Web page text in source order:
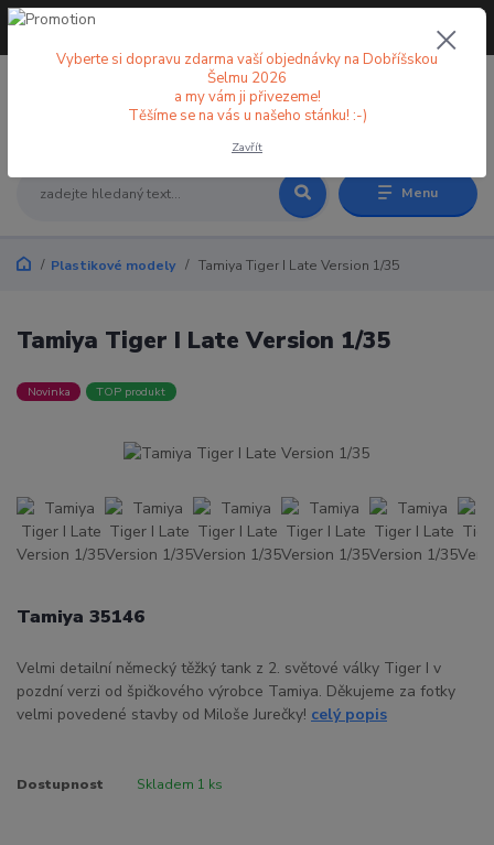
Menu
+420 773 998 582
Plastikové modely Tamiya Tiger I Late Version 1/35
Tamiya Tiger I Late Version 1/35
Novinka TOP produkt
Tamiya 35146
Velmi detailní německý těžký tank z 2. světové války Tiger I v
pozdní verzi od špičkového výrobce Tamiya. Děkujeme za fotky
velmi povedené stavby od Miloše Jurečky! celý popis
Dostupnost Skladem 1 ks
Vyberte si dopravu zdarma vaší objednávky na Dobříšskou
Šelmu 2026
a my vám ji přivezeme!
Těšíme se na vás u našeho stánku! :-)
Zavřít